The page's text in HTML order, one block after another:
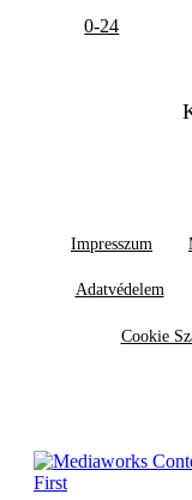
0-24
Impresszum
Adatvédelem
Cookie